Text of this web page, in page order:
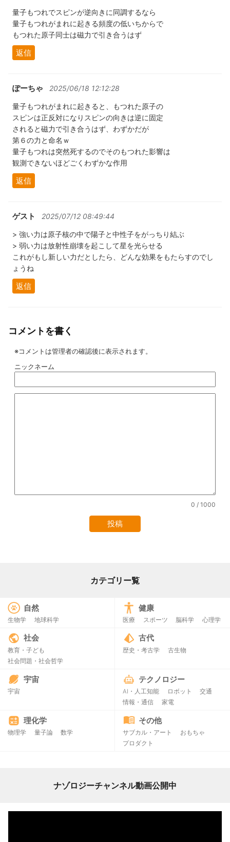
量子もつれでスピンが逆向きに同調するなら
量子もつれがまれに起きる頻度の低いちからで
もつれた原子同士は磁力で引き合うはず
返信
ぽーちゃ 2025/06/18 12:12:28
量子もつれがまれに起きると、もつれた原子の
スピンは正反対になりスピンの向きは逆に固定
されると磁力で引き合うはず、わずかだが
第６の力と命名ｗ
量子もつれは突然死するのでそのもつれた影響は
観測できないほどごくわずかな作用
返信
ゲスト 2025/07/12 08:49:44
> 強い力は原子核の中で陽子と中性子をがっちり結ぶ
> 弱い力は放射性崩壊を起こして星を光らせる
これがもし新しい力だとしたら、どんな効果をもたらすのでし
ょうね
返信
コメントを書く
※コメントは管理者の確認後に表示されます。
ニックネーム
0 / 1000
カテゴリー覧
自然
生物学 地球科学
健康
医療 スポーツ 脳科学 心理学
社会
教育・子ども
社会問題・社会哲学
古代
歴史・考古学 古生物
宇宙
宇宙
テクノロジー
AI・人工知能 ロボット
交通
情報・通信
家電
理化学
物理学 量子論 数学
その他
サブカル・アート
おもちゃ
プロダクト
ナゾロジーチャンネル動画公開中